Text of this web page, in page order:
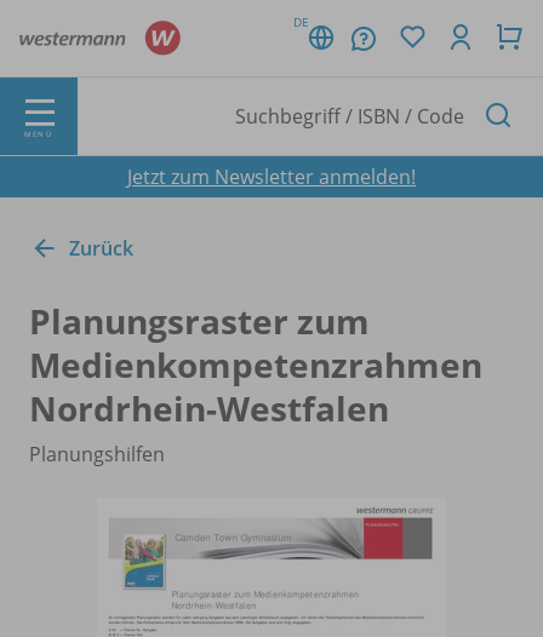
DE
MENÜ
Jetzt zum Newsletter anmelden!
Zurück
Planungsraster zum
Medienkompetenzrahmen
Nordrhein-Westfalen
Planungshilfen